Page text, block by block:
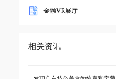
金融VR展厅
相关资讯